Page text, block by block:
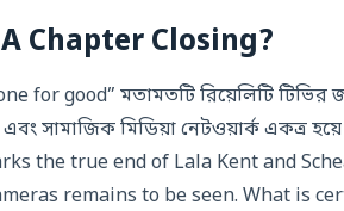
Chapter Closing?
for good” মতামতটি রিয়েলিটি টিভির
সামাজিক মিডিয়া নেটওয়ার্ক একত্র
the true end of Lala Kent and
remains to be seen. What is